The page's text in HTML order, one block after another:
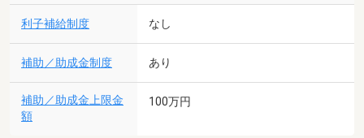
利子補給制度 なし
補助／助成金制度 あり
補助／助成金上限金
額
100万円